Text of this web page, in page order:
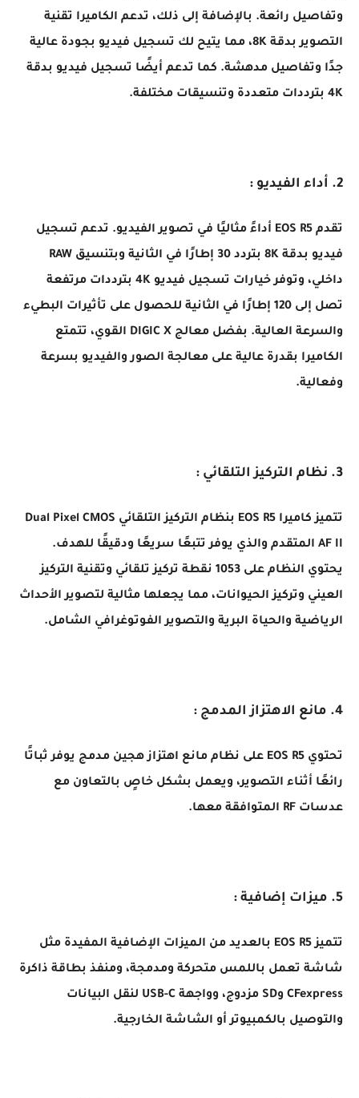
وتفاصيل رائعة. بالإضافة إلى ذلك، تدعم الكاميرا تقنية
التصوير بدقة 8K، مما يتيح لك تسجيل فيديو بجودة عالية
جدًا وتفاصيل مدهشة. كما تدعم أيضًا تسجيل فيديو بدقة
4K بترددات متعددة وتنسيقات مختلفة.
2. أداء الفيديو :
تقدم EOS R5 أداءً مثاليًا في تصوير الفيديو. تدعم تسجيل
فيديو بدقة 8K بتردد 30 إطارًا في الثانية وبتنسيق RAW
داخلي، وتوفر خيارات تسجيل فيديو 4K بترددات مرتفعة
تصل إلى 120 إطارًا في الثانية للحصول على تأثيرات البطيء
والسرعة العالية. بفضل معالج DIGIC X القوي، تتمتع
الكاميرا بقدرة عالية على معالجة الصور والفيديو بسرعة
وفعالية.
3. نظام التركيز التلقائي :
تتميز كاميرا EOS R5 بنظام التركيز التلقائي Dual Pixel CMOS
AF II المتقدم والذي يوفر تتبعًا سريعًا ودقيقًا للهدف.
يحتوي النظام على 1053 نقطة تركيز تلقائي وتقنية التركيز
العيني وتركيز الحيوانات، مما يجعلها مثالية لتصوير الأحداث
الرياضية والحياة البرية والتصوير الفوتوغرافي الشامل.
4. مانع الاهتزاز المدمج :
تحتوي EOS R5 على نظام مانع اهتزاز هجين مدمج يوفر ثباتًا
رائعًا أثناء التصوير، ويعمل بشكل خاصٍ بالتعاون مع
عدسات RF المتوافقة معها.
5. ميزات إضافية :
تتميز EOS R5 بالعديد من الميزات الإضافية المفيدة مثل
شاشة تعمل باللمس متحركة ومدمجة، ومنفذ بطاقة ذاكرة
CFexpress وSD مزدوج، وواجهة USB-C لنقل البيانات
والتوصيل بالكمبيوتر أو الشاشة الخارجية.